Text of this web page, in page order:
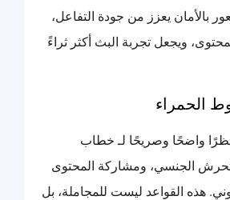
بالأمان يعزز من جودة التفاعل،
ويجعل تجربة البث أكثر ثراءً
الحمراء
واضحًا وصريحًا لـ خطاب
التحرش الجنسي، ومشاركة المحتوى
هذه القواعد ليست للمجاملة، بل